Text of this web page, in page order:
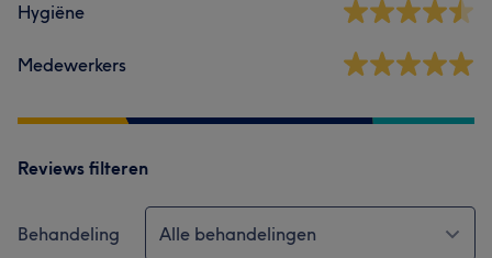
Hygiëne
Medewerkers
Reviews filteren
Behandeling Alle behandelingen